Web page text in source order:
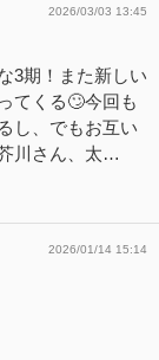
2026/03/03 13:45
3期！また新しい
てくる🙄今回も
し、でもお互い
川さん、太…
2026/01/14 15:14